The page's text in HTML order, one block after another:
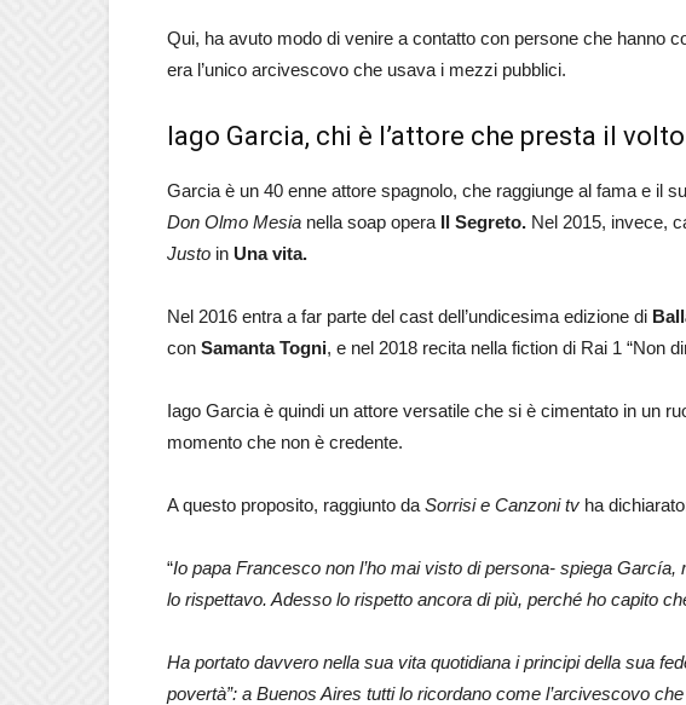
Qui, ha avuto modo di venire a contatto con persone che hanno
era l’unico arcivescovo che usava i mezzi pubblici.
Iago Garcia, chi è l’attore che presta il
Garcia è un 40 enne attore spagnolo, che raggiunge al fama e il
Don Olmo Mesia nella soap opera Il Segreto. Nel 2015, invece,
Justo in Una vita.
Nel 2016 entra a far parte del cast dell’undicesima edizione di
con Samanta Togni, e nel 2018 recita nella fiction di Rai 1 “Non
Iago Garcia è quindi un attore versatile che si è cimentato in un
momento che non è credente.
A questo proposito, raggiunto da Sorrisi e Canzoni tv ha
“Io papa Francesco non l’ho mai visto di persona- spiega García,
lo rispettavo. Adesso lo rispetto ancora di più, perché ho capito
Ha portato davvero nella sua vita quotidiana i principi della sua
povertà”: a Buenos Aires tutti lo ricordano come l’arcivescovo